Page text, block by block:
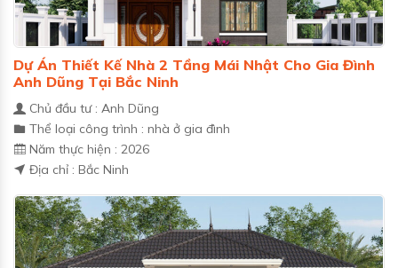
Dự Án Thiết Kế Nhà 2 Tầng Mái Nhật Cho Gia Đình
Anh Dũng Tại Bắc Ninh
Chủ đầu tư : Anh Dũng
Thể loại công trình : nhà ở gia đình
Năm thực hiện : 2026
Địa chỉ : Bắc Ninh